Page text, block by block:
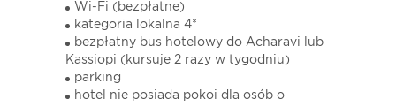
Wi-Fi (bezpłatne)
kategoria lokalna 4*
bezpłatny bus hotelowy do Acharavi lub
Kassiopi (kursuje 2 razy w tygodniu)
parking
hotel nie posiada pokoi dla osób o